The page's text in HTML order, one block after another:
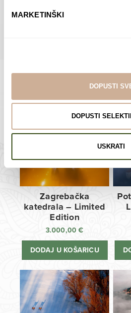
MARKETINŠKI
DOPUSTI
DOPUSTI
USKRATI
POGLEDAJTE SVE PROIZVODE
Limited Edition
Zagrebačka
katedrala – Limited
Edition
3.000,00€
DODAJ U KOŠARICU